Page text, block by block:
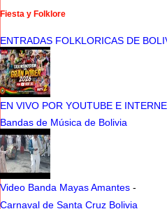
Fiesta y Folklore
ENTRADAS FOLKLORICAS DE
EN VIVO POR YOUTUBE E
Bandas de Música de Bolivia
Video Banda Mayas Amantes -
Carnaval de Santa Cruz Bolivia